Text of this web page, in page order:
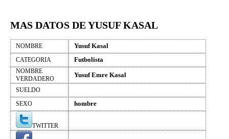
MAS DATOS DE YUSUF KASAL
NOMBRE Yusuf Kasal
CATEGORIA Futbolista
NOMBRE
VERDADERO
Yusuf Emre Kasal
SUELDO
SEXO
hombre
TWITTER